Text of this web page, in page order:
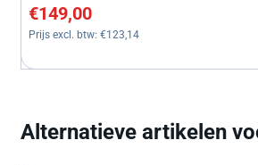
Prijs: 149,00, exclusief btw: 123,14
€149,00
Prijs excl. btw: €123,14
Alternatieve artikelen